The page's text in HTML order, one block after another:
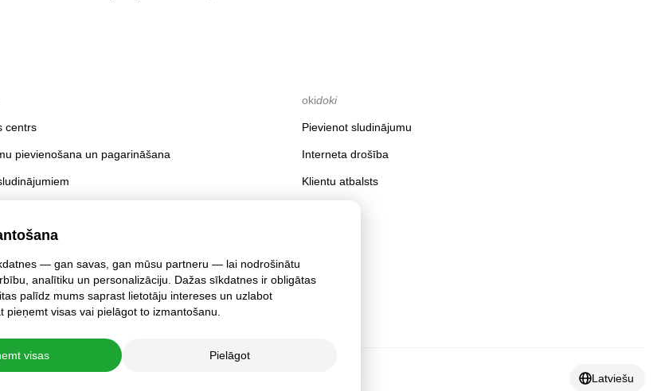
— gan savas, gan mūsu partneru — lai nodrošinātu
analītiku un personalizāciju. Dažas sīkdatnes ir obligātas
palīdz mums saprast lietotāju intereses un uzlabot
pieņemt visas vai pielāgot to izmantošanu.
visas Pielāgot
centrs
pievienošana un pagarināšana
okidoki
Pievienot sludinājumu
Interneta drošība
Klientu atbalsts
Latviešu